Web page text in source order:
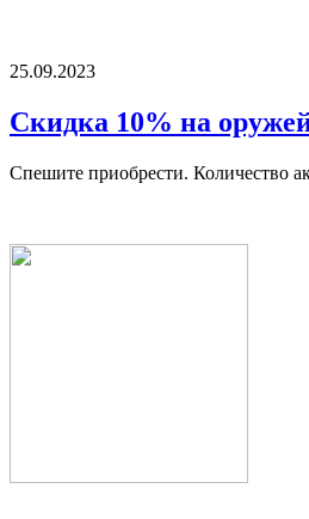
25.09.2023
Скидка 10% на
Спешите приобрести. Количество